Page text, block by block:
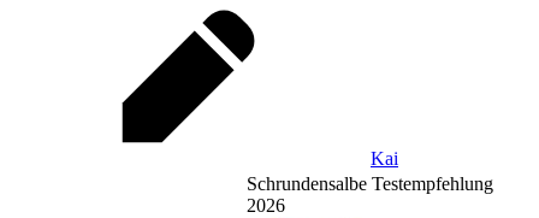
Kai
Schrundensalbe Testempfehlung
2026